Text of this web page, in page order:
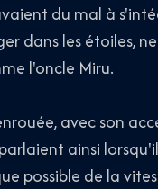
du mal à
dans les étoiles, ne
l'oncle Miru.
avec son
ainsi
possible de la